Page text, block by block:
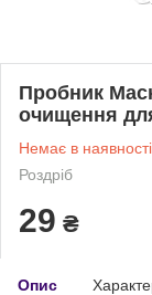
Пробник
очищення
Немає в наявності
Роздріб
29 ₴
Опис